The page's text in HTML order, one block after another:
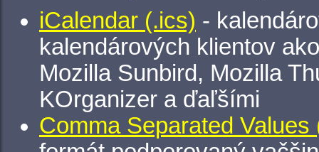
iCalendar (.ics) -
kalendárových klientov
Mozilla Sunbird, Mozilla
KOrganizer a ďaľšími
Comma Separated Values